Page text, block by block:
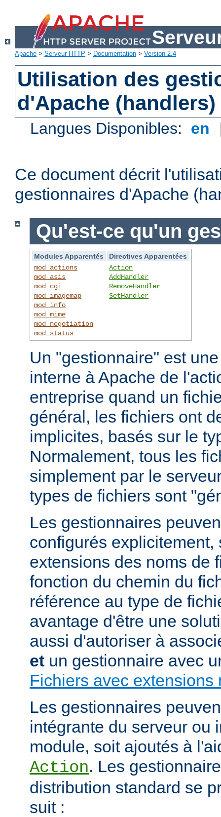
Apache > Serveur HTTP > Documentation > Version 2.4
Utilisation des
d'Apache (handlers)
Langues Disponibles: en
Ce document décrit
gestionnaires d'Apache
Qu'est-ce qu'un
Modules Apparentés
Directives Apparentées
mod_actions
mod_asis
mod_cgi
mod_imagemap
mod_info
mod_mime
mod_negotiation
mod_status
Action
AddHandler
RemoveHandler
SetHandler
Un "gestionnaire" est
interne à Apache de
entreprise quand un
général, les fichiers ont
implicites, basés sur le
Normalement, tous les
simplement par le
types de fichiers sont
Les gestionnaires
configurés explicitement,
extensions des noms de
fonction du chemin du
référence au type de
avantage d'être une
aussi d'autoriser à
et un gestionnaire avec
Fichiers avec extensions
Les gestionnaires
intégrante du serveur ou
module, soit ajoutés à
Action. Les
distribution standard se
suit :